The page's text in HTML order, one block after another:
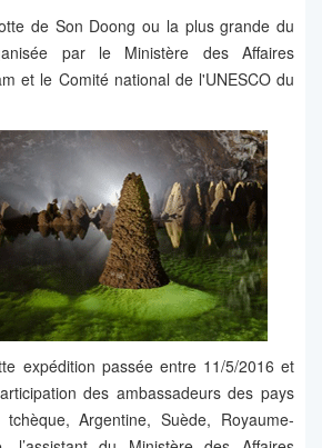
de Son Doong ou la plus grande du
par le Ministère des Affaires
et le Comité national de l'UNESCO du
expédition passée entre 11/5/2016 et
des ambassadeurs des pays
Argentine, Suède, Royaume-